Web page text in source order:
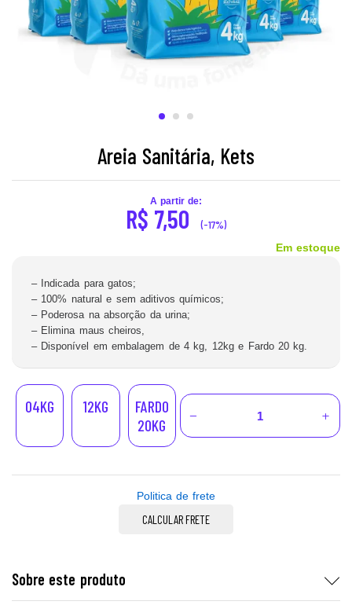
Areia Sanitária, Kets
A partir de:
R$ 7,50 (-17%)
Em estoque
– Indicada para gatos;
– 100% natural e sem aditivos químicos;
– Poderosa na absorção da urina;
– Elimina maus cheiros,
– Disponível em embalagem de 4 kg, 12kg e Fardo 20 kg.
04KG 12KG
FARDO
20KG
Politica de frete
CALCULAR FRETE
Sobre este produto